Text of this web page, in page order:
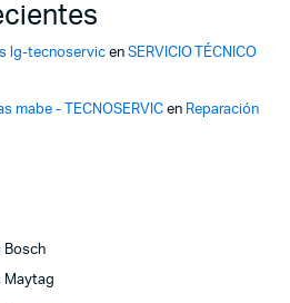
lg-tecnoservicen SERVICIO TÉCNICO
mabe - TECNOSERVICen Reparación
Bosch
Maytag